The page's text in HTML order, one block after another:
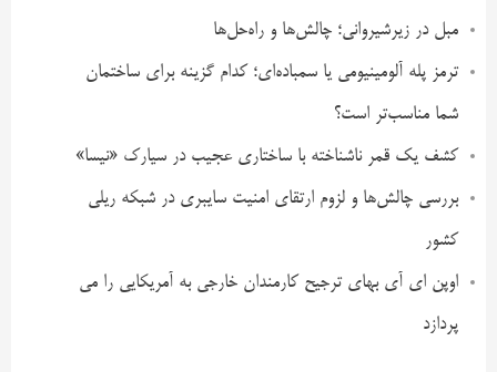
مبل در زیرشیروانی؛ چالش‌ها و راه‌حل‌ها
ترمز پله آلومینیومی یا سمباده‌ای؛ کدام گزینه برای ساختمان
شما مناسب‌تر است؟
کشف یک قمر ناشناخته با ساختاری عجیب در سیارک «نیسا»
بررسی چالش‌ها و لزوم ارتقای امنیت سایبری در شبکه ریلی
کشور
اوپن ای آی بهای ترجیح کارمندان خارجی به آمریکایی را می
پردازد